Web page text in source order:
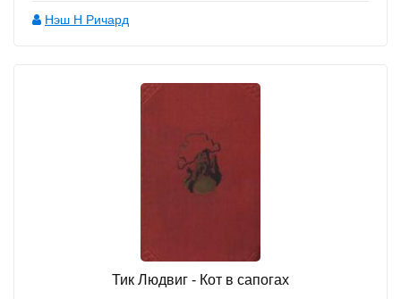
Нэш Н Ричард
Тик Людвиг - Кот в сапогах